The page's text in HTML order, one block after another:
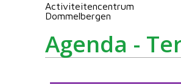
Activiteitencentrum
Dommelbergen
Agenda -